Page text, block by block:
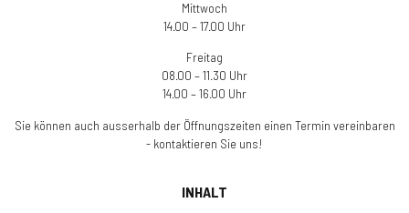
Mittwoch
14.00 – 17.00 Uhr
Freitag
08.00 – 11.30 Uhr
14.00 – 16.00 Uhr
Sie können auch ausserhalb der Öffnungszeiten einen Termin vereinbaren
- kontaktieren Sie uns!
INHALT